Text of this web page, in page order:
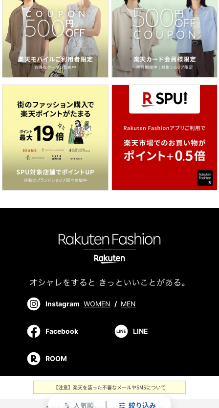
swap_vert 人気順 絞り込み
Instagram WOMEN / MEN
Facebook LINE
ROOM
【注意】楽天を装った不審なメールやSMSについて